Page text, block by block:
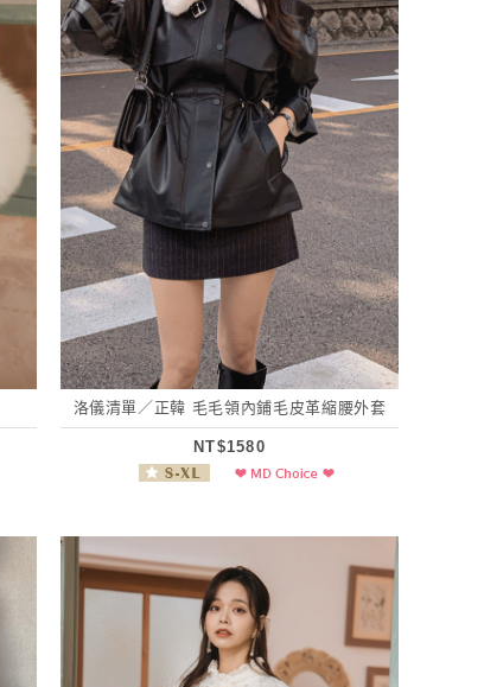
洛儀清單／正韓 毛毛領內鋪毛皮革縮腰外套
NT$1580